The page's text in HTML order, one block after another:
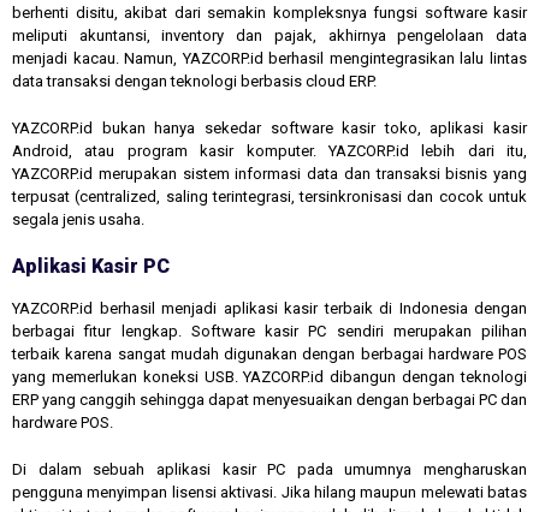
berhenti disitu, akibat dari semakin kompleksnya fungsi software kasir
meliputi akuntansi, inventory dan pajak, akhirnya pengelolaan data
menjadi kacau. Namun, YAZCORP.id berhasil mengintegrasikan lalu lintas
data transaksi dengan teknologi berbasis cloud ERP.
YAZCORP.id bukan hanya sekedar software kasir toko, aplikasi kasir
Android, atau program kasir komputer. YAZCORP.id lebih dari itu,
YAZCORP.id merupakan sistem informasi data dan transaksi bisnis yang
terpusat (centralized, saling terintegrasi, tersinkronisasi dan cocok untuk
segala jenis usaha.
Aplikasi Kasir PC
YAZCORP.id berhasil menjadi aplikasi kasir terbaik di Indonesia dengan
berbagai fitur lengkap. Software kasir PC sendiri merupakan pilihan
terbaik karena sangat mudah digunakan dengan berbagai hardware POS
yang memerlukan koneksi USB. YAZCORP.id dibangun dengan teknologi
ERP yang canggih sehingga dapat menyesuaikan dengan berbagai PC dan
hardware POS.
Di dalam sebuah aplikasi kasir PC pada umumnya mengharuskan
pengguna menyimpan lisensi aktivasi. Jika hilang maupun melewati batas